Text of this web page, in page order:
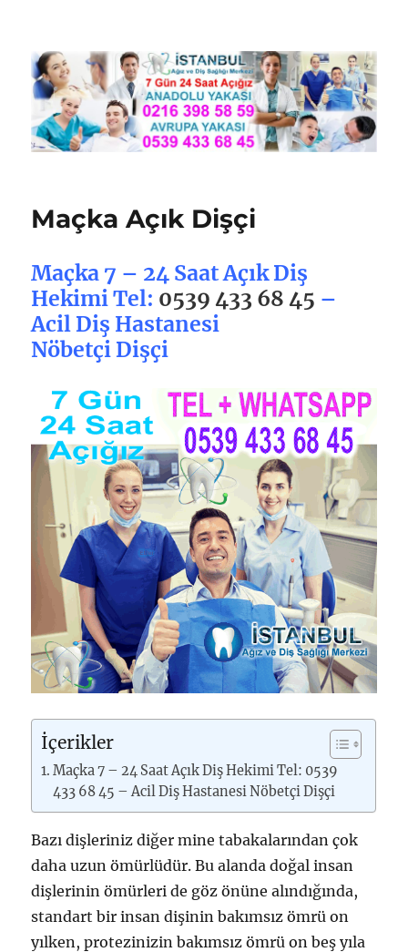
Nöbetçi Dişçi İstanbul
Maçka Açık Dişçi
Maçka 7 – 24 Saat Açık Diş
Hekimi Tel: 0539 433 68 45 –
Acil Diş Hastanesi
Nöbetçi Dişçi
İçerikler
Maçka 7 – 24 Saat Açık Diş Hekimi Tel: 0539
433 68 45 – Acil Diş Hastanesi Nöbetçi Dişçi
Bazı dişleriniz diğer mine tabakalarından çok
daha uzun ömürlüdür. Bu alanda doğal insan
dişlerinin ömürleri de göz önüne alındığında,
standart bir insan dişinin bakımsız ömrü on
yılken, protezinizin bakımsız ömrü on beş yıla